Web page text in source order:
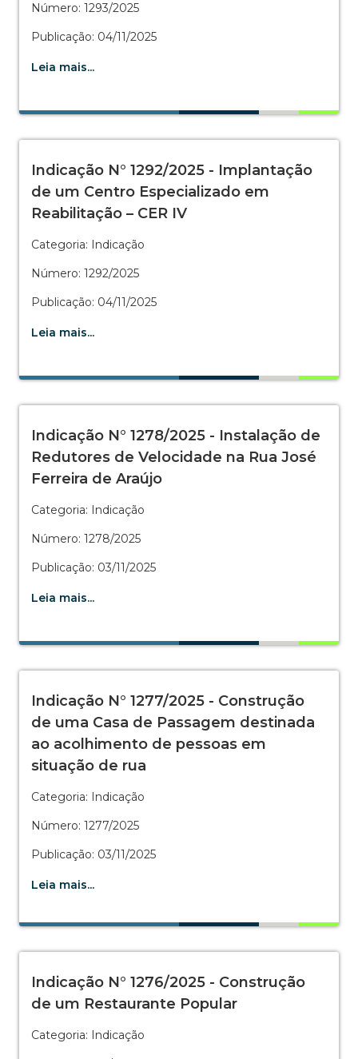
Número: 1293/2025
Publicação: 04/11/2025
Leia mais...
Indicação N° 1292/2025 - Implantação
de um Centro Especializado em
Reabilitação – CER IV
Categoria: Indicação
Número: 1292/2025
Publicação: 04/11/2025
Leia mais...
Indicação N° 1278/2025 - Instalação de
Redutores de Velocidade na Rua José
Ferreira de Araújo
Categoria: Indicação
Número: 1278/2025
Publicação: 03/11/2025
Leia mais...
Indicação N° 1277/2025 - Construção
de uma Casa de Passagem destinada
ao acolhimento de pessoas em
situação de rua
Categoria: Indicação
Número: 1277/2025
Publicação: 03/11/2025
Leia mais...
Indicação N° 1276/2025 - Construção
de um Restaurante Popular
Categoria: Indicação